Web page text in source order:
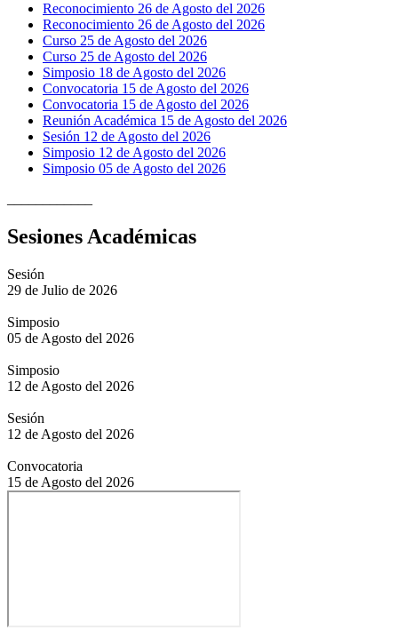
Reconocimiento 26 de Agosto del 2026
Reconocimiento 26 de Agosto del 2026
Curso 25 de Agosto del 2026
Curso 25 de Agosto del 2026
Simposio 18 de Agosto del 2026
Convocatoria 15 de Agosto del 2026
Convocatoria 15 de Agosto del 2026
Reunión Académica 15 de Agosto del 2026
Sesión 12 de Agosto del 2026
Simposio 12 de Agosto del 2026
Simposio 05 de Agosto del 2026
Sesiones Académicas
Sesión
29 de Julio de 2026
Simposio
05 de Agosto del 2026
Simposio
12 de Agosto del 2026
Sesión
12 de Agosto del 2026
Convocatoria
15 de Agosto del 2026